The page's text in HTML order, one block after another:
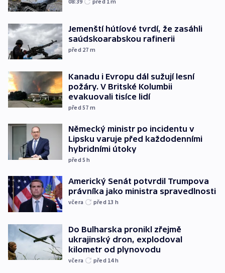
Jemenští hútíové tvrdí, že zasáhli
saúdskoarabskou rafinerii
před 27 m
Kanadu i Evropu dál sužují lesní
požáry. V Britské Kolumbii
evakuovali tisíce lidí
před 57 m
Německý ministr po incidentu v
Lipsku varuje před každodenními
hybridními útoky
před 5h
Americký Senát potvrdil Trumpova
právníka jako ministra spravedlnosti
včera před 13 h
Do Bulharska pronikl zřejmě
ukrajinský dron, explodoval
kilometr od plynovodu
včera před 14h